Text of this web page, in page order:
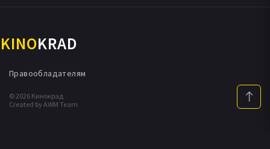
KINOKRAD
© 2026 Кинокрад
Created by AWM Team
Правообладателям